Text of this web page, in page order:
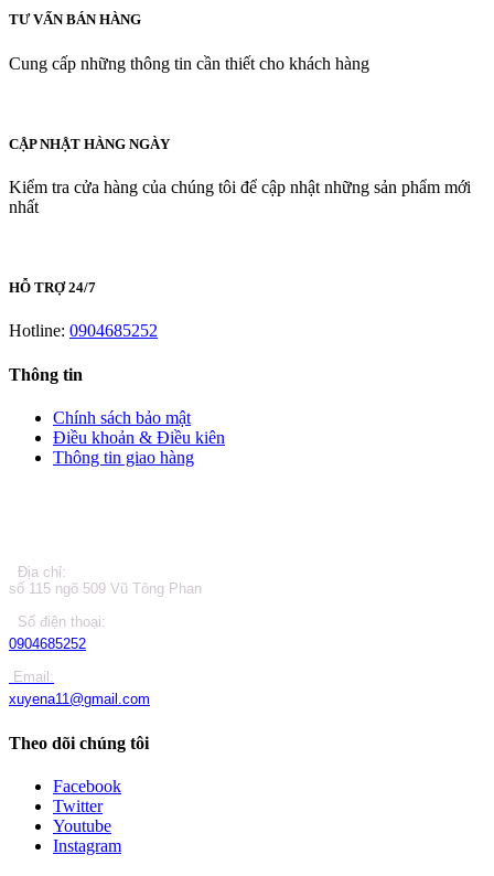
TƯ VẤN BÁN HÀNG
Cung cấp những thông tin cần thiết cho khách hàng
CẬP NHẬT HÀNG NGÀY
Kiểm tra cửa hàng của chúng tôi để cập nhật những sản phẩm mới
nhất
HỖ TRỢ 24/7
Hotline: 0904685252
Thông tin
Chính sách bảo mật
Điều khoản & Điều kiên
Thông tin giao hàng
Địa chỉ:
số 115 ngõ 509 Vũ Tông Phan
Số điện thoại:
0904685252
Email:
xuyena11@gmail.com
Theo dõi chúng tôi
Facebook
Twitter
Youtube
Instagram